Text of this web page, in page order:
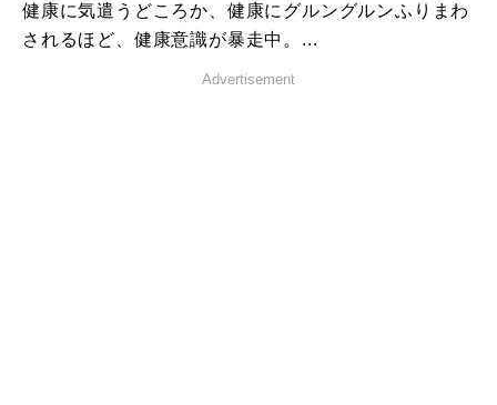
健康に気遣うどころか、健康にグルングルンふりまわ
されるほど、健康意識が暴走中。...
Advertisement